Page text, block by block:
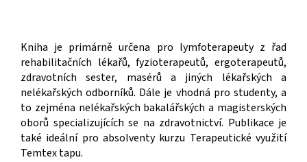
Kniha je primárně určena pro lymfoterapeuty z řad
rehabilitačních lékařů, fyzioterapeutů, ergoterapeutů,
zdravotních sester, masérů a jiných lékařských a
nelékařských odborníků. Dále je vhodná pro studenty, a
to zejména nelékařských bakalářských a magisterských
oborů specializujících se na zdravotnictví. Publikace je
také ideální pro absolventy kurzu Terapeutické využití
Temtex tapu.